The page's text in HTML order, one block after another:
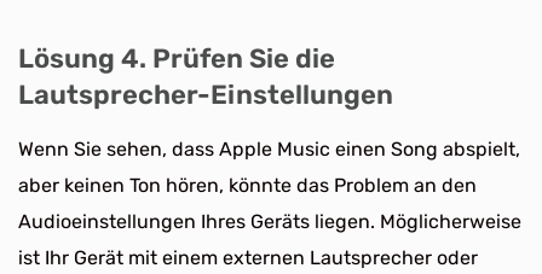
Lösung 4. Prüfen Sie die
Lautsprecher-Einstellungen
Wenn Sie sehen, dass Apple Music einen Song abspielt,
aber keinen Ton hören, könnte das Problem an den
Audioeinstellungen Ihres Geräts liegen. Möglicherweise
ist Ihr Gerät mit einem externen Lautsprecher oder